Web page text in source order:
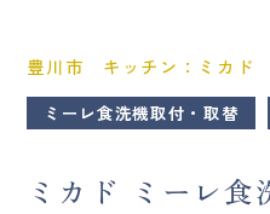
豊川市 キッチン：ミカド
ミーレ食洗機取付・取替
ミカド ミーレ